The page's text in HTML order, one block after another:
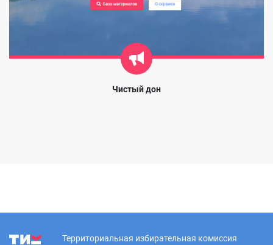
Чистый дон
Территориальная избирательная комиссия